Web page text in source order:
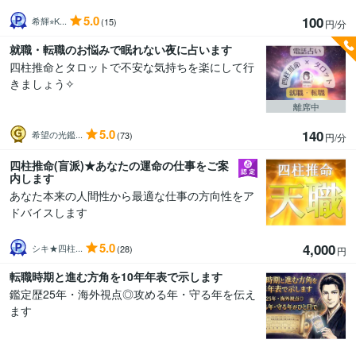
希輝⭐︎K... 5.0(15) 100円/分
就職・転職のお悩みで眠れない夜に占います
四柱推命とタロットで不安な気持ちを楽にして行
きましょう✧
希望の光鑑... 5.0(73) 140円/分
離席中
四柱推命(盲派)★あなたの運命の仕事をご案
内します
あなた本来の人間性から最適な仕事の方向性をア
ドバイスします
シキ★四柱... 5.0(28) 4,000円
転職時期と進む方角を10年年表で示します
鑑定歴25年・海外視点◎攻める年・守る年を伝え
ます